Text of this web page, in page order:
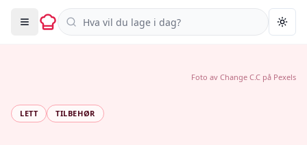
Søk i oppskrifter
LETT TILBEHØR
Foto av Change C.C på Pexels